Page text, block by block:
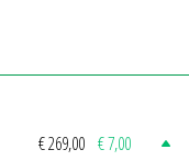
€ 269,00 € 7,00